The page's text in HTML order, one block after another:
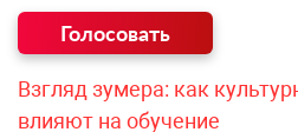
Взгляд зумера: как
влияют на обучение